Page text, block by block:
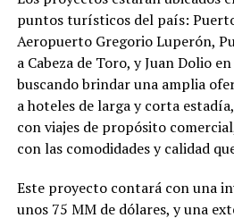
puntos turísticos del país:
Aeropuerto Gregorio Luperón,
a Cabeza de Toro, y Juan Dolio
buscando brindar una amplia
a hoteles de larga y corta
con viajes de propósito
con las comodidades y calidad
Este proyecto contará con una
unos 75 MM de dólares, y una